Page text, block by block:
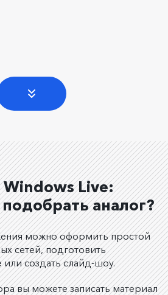
Live:
аналог?
можно оформить простой
сетей, подготовить
создать слайд-шоу.
вы можете записать материал